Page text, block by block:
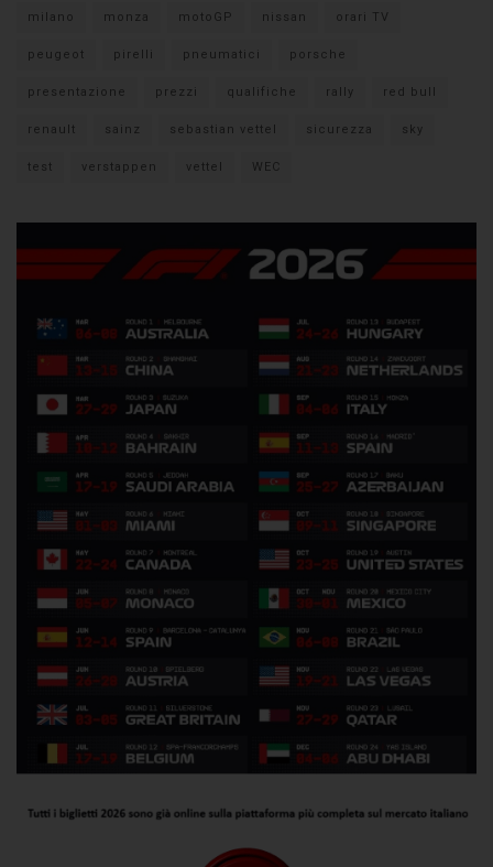
milano monza motoGP nissan orari TV
peugeot pirelli pneumatici porsche
presentazione prezzi qualifiche rally red bull
renault sainz sebastian vettel sicurezza sky
test verstappen vettel WEC